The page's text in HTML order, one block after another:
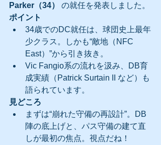
Parker（34）
の就任を発表しました。
ポイント
34歳でのDC就任は、球団史上最年
少クラス。しかも“敵地（NFC
East）”から引き抜き。
Vic Fangio系の流れを汲み、DB育
成実績（Patrick Surtain II など）も
語られています。
見どころ
まずは“崩れた守備の再設計”。DB
陣の底上げと、パス守備の建て直
しが最初の焦点。視点だね！